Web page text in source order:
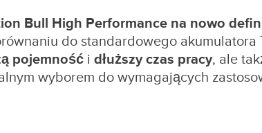
Bull High Performance na nowo
do standardowego
pojemność i dłuższy czas pracy, ale
wyborem do wymagających